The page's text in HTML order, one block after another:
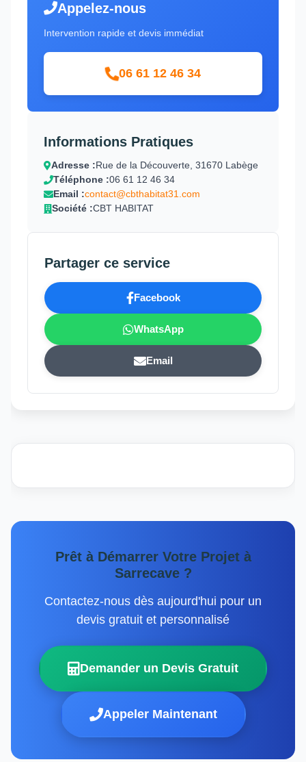
Appelez-nous
Intervention rapide et devis immédiat
06 61 12 46 34
Informations Pratiques
Adresse :Rue de la Découverte, 31670 Labège
Téléphone :06 61 12 46 34
Email :contact@cbthabitat31.com
Société :CBT HABITAT
Partager ce service
Facebook
WhatsApp
Email
Prêt à Démarrer Votre Projet à
Sarrecave ?
Contactez-nous dès aujourd'hui pour un
devis gratuit et personnalisé
Demander un Devis Gratuit
Appeler Maintenant